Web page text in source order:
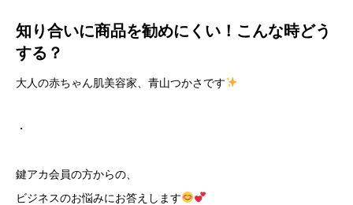
知り合いに商品を勧めにくい！こんな時どう
する？
大人の赤ちゃん肌美容家、青山つかさです
・
鍵アカ会員の方からの、
ビジネスのお悩みにお答えします